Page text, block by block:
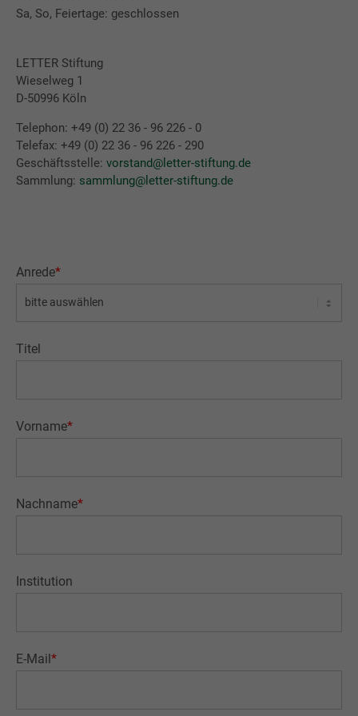
Sa, So, Feiertage: geschlossen
LETTER Stiftung
Wieselweg 1
D-50996 Köln
Telephon: +49 (0) 22 36 - 96 226 - 0
Telefax: +49 (0) 22 36 - 96 226 - 290
Geschäftsstelle: vorstand@letter-stiftung.de
Sammlung: sammlung@letter-stiftung.de
Anrede*
Titel
Vorname*
Nachname*
Institution
E-Mail*